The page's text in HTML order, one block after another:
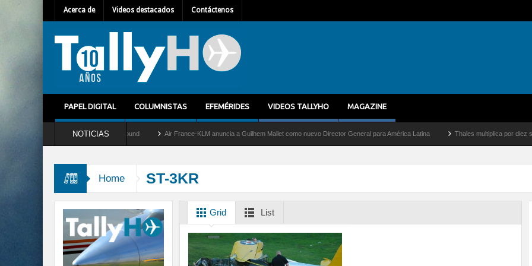
Acerca de Videos destacados Contáctenos
PAPEL DIGITAL COLUMNISTAS EFEMÉRIDES VIDEOS TALLYHO MAGAZINE
NOTICIAS
retira del servicio al C-2 Greyhound Air France-KLM anuncia a Guilhem Mallet como nuevo Director General para América Latina Thales multiplica por diez su
Home ST-3KR
Grid List